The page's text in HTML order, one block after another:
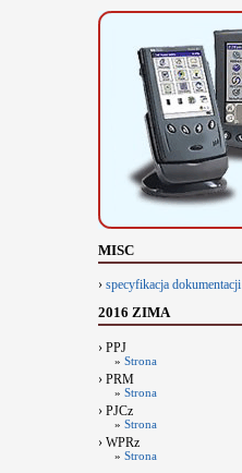
MISC
› specyfikacja dokumentacji
2016 ZIMA
› PPJ
» Strona
› PRM
» Strona
› PJCz
» Strona
› WPRz
» Strona